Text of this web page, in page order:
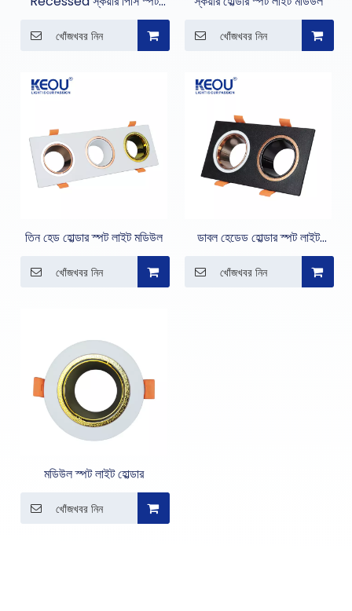
খোঁজখবর নিন খোঁজখবর নিন
তিন হেড হোল্ডার স্পট লাইট মডিউল
খোঁজখবর নিন
ডাবল হেডেড হোল্ডার স্পট লাইট
খোঁজখবর নিন
মডিউল স্পট লাইট হোল্ডার
খোঁজখবর নিন